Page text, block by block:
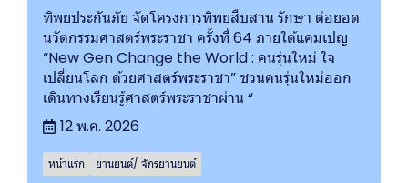
ทิพยประกันภัย จัดโครงการทิพยสืบสาน รักษา ต่อยอด
นวัตกรรมศาสตร์พระราชา ครั้งที่ 64 ภายใต้แคมเปญ
“New Gen Change the World : คนรุ่นใหม่ ใจ
เปลี่ยนโลก ด้วยศาสตร์พระราชา” ชวนคนรุ่นใหม่ออก
เดินทางเรียนรู้ศาสตร์พระราชาผ่าน “
12 พ.ค. 2026
หน้าแรก ยานยนต์/ จักรยานยนต์